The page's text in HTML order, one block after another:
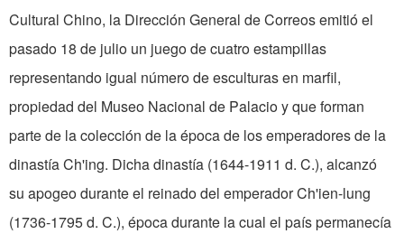
Cultural Chino, la Dirección General de Correos emitió el
pasado 18 de julio un juego de cuatro estampillas
representando igual número de esculturas en marfil,
propiedad del Museo Nacional de Palacio y que forman
parte de la colección de la época de los emperadores de la
dinastía Ch'ing. Dicha dinastía (1644-1911 d. C.), alcanzó
su apogeo durante el reinado del emperador Ch'ien-lung
(1736-1795 d. C.), época durante la cual el país permanecía